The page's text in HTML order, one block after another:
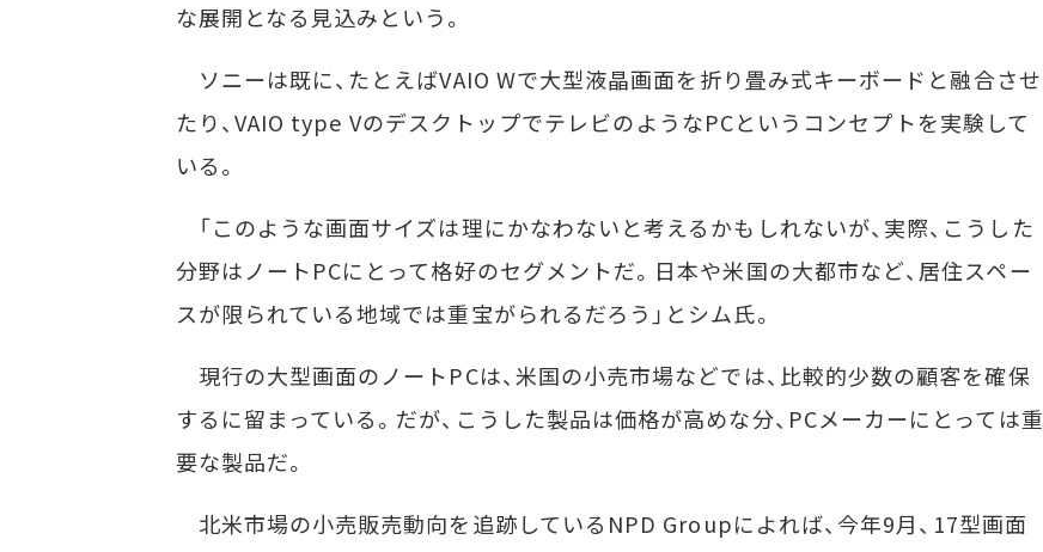
な展開となる見込みという。
ソニーは既に、たとえばVAIO Wで大型液晶画面を折り畳み式キーボードと融合させ
たり、VAIO type VのデスクトップでテレビのようなPCというコンセプトを実験して
いる。
「このような画面サイズは理にかなわないと考えるかもしれないが、実際、こうした
分野はノートPCにとって格好のセグメントだ。日本や米国の大都市など、居住スペー
スが限られている地域では重宝がられるだろう」とシム氏。
現行の大型画面のノートPCは、米国の小売市場などでは、比較的少数の顧客を確保
するに留まっている。だが、こうした製品は価格が高めな分、PCメーカーにとっては重
要な製品だ。
北米市場の小売販売動向を追跡しているNPD Groupによれば、今年9月、17型画面